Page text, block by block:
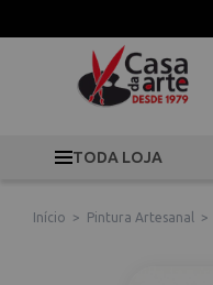
TODA LOJA
Início > Pintura Artesanal >